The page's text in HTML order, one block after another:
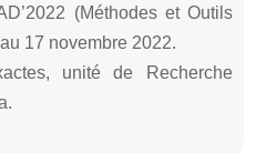
(Méthodes et Outils
17 novembre 2022.
unité de Recherche